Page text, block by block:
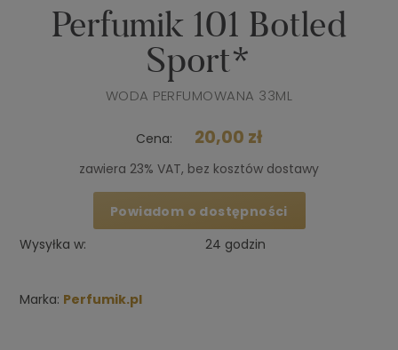
Perfumik 101 Botled
Sport*
WODA PERFUMOWANA 33ML
Cena: 20,00 zł
zawiera 23% VAT, bez kosztów dostawy
Powiadom o dostępności
Wysyłka w:
24 godzin
Marka: Perfumik.pl